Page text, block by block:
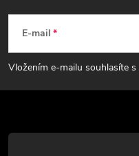
a
í
p
p
a
t
E-mail
Vložením e-mailu souhlasíte s